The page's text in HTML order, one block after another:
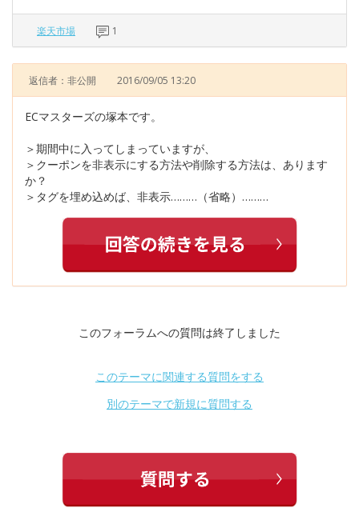
楽天市場 1
返信者：非公開 2016/09/05 13:20
ECマスターズの塚本です。
＞期間中に入ってしまっていますが、
＞クーポンを非表示にする方法や削除する方法は、あります
か？
＞タグを埋め込めば、非表示………（省略）………
このフォーラムへの質問は終了しました
このテーマに関連する質問をする
別のテーマで新規に質問する